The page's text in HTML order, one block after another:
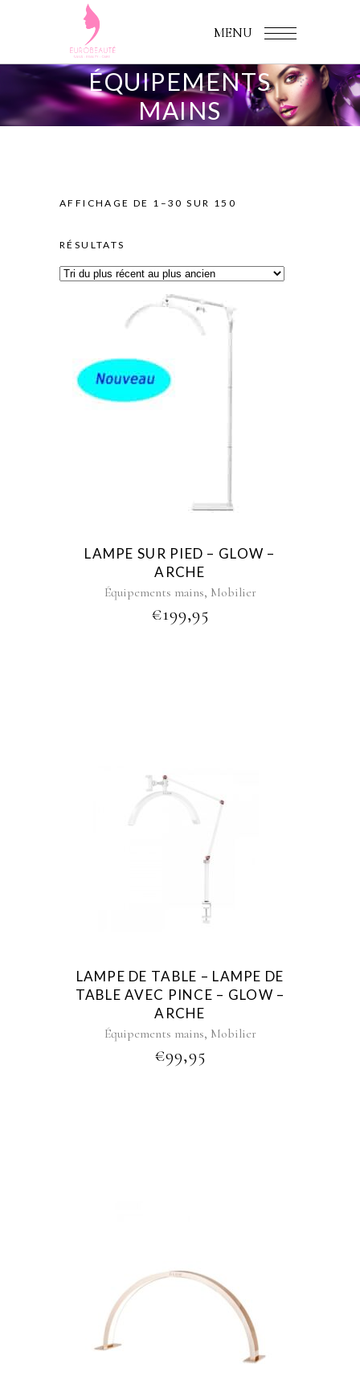
MENU
ÉQUIPEMENTS
MAINS
AFFICHAGE DE 1–30 SUR 150
RÉSULTATS
LATEST
LAMPE SUR PIED – GLOW –
ARCHE
Équipements mains, Mobilier
€199,95
LAMPE DE TABLE – LAMPE DE
TABLE AVEC PINCE – GLOW –
ARCHE
Équipements mains, Mobilier
€99,95